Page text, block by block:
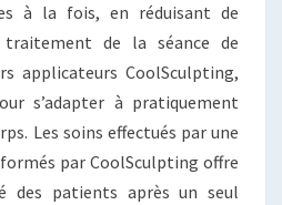
à la fois, en réduisant de
de la séance de
applicateurs CoolSculpting,
s’adapter à pratiquement
Les soins effectués par une
par CoolSculpting offre
des patients après un seul